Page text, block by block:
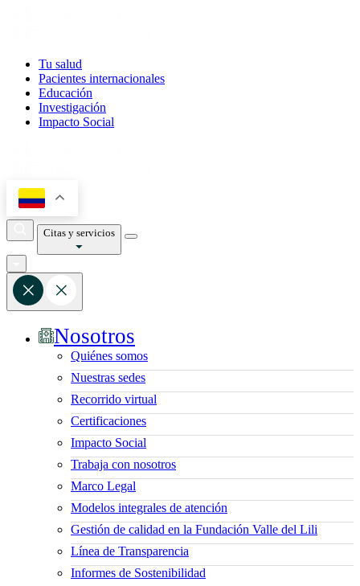
Tu salud
Pacientes internacionales
Educación
Investigación
Impacto Social
Citas y servicios
Nosotros
Quiénes somos
Nuestras sedes
Recorrido virtual
Certificaciones
Impacto Social
Trabaja con nosotros
Marco Legal
Modelos integrales de atención
Gestión de calidad en la Fundación Valle del Lili
Línea de Transparencia
Informes de Sostenibilidad